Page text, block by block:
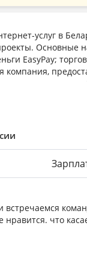
услуг в
Основные
EasyPay;
компания,
встречаемся
что